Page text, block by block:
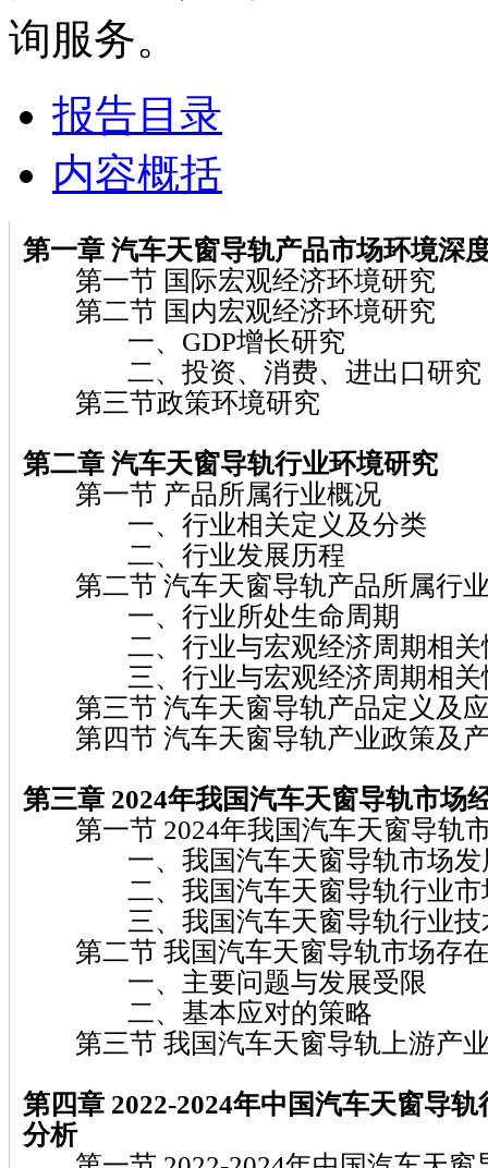
询服务。
报告目录
内容概括
第一章 汽车天窗导轨产品市场环境深
第一节 国际宏观经济环境研究
第二节 国内宏观经济环境研究
一、GDP增长研究
二、投资、消费、进出口研究
第三节政策环境研究
第二章 汽车天窗导轨行业环境研究
第一节 产品所属行业概况
一、行业相关定义及分类
二、行业发展历程
第二节 汽车天窗导轨产品所属行
一、行业所处生命周期
二、行业与宏观经济周期相关
三、行业与宏观经济周期相关
第三节 汽车天窗导轨产品定义及
第四节 汽车天窗导轨产业政策及
第三章 2024年我国汽车天窗导轨市场
第一节 2024年我国汽车天窗导轨
一、我国汽车天窗导轨市场发
二、我国汽车天窗导轨行业市
三、我国汽车天窗导轨行业技
第二节 我国汽车天窗导轨市场存
一、主要问题与发展受限
二、基本应对的策略
第三节 我国汽车天窗导轨上游产
第四章 2022-2024年中国汽车天窗导轨
分析